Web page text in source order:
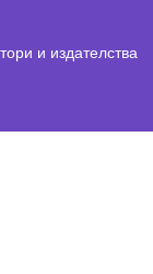
и издателства